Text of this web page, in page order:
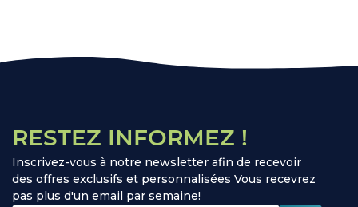
RESTEZ INFORMEZ !
Inscrivez-vous à notre newsletter afin de recevoir
des offres exclusifs et personnalisées Vous recevrez
pas plus d'un email par semaine!